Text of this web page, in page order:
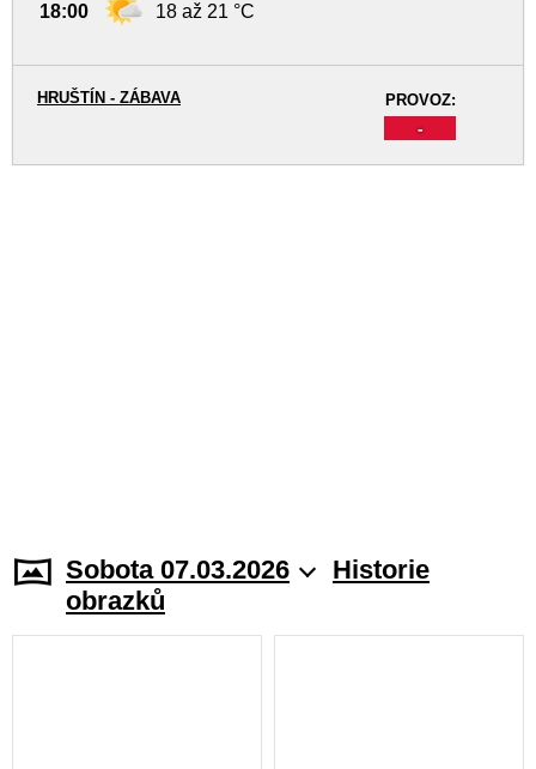
18:00 18 až 21 °C
PROVOZ:
-
HRUŠTÍN - ZÁBAVA
Sobota 07.03.2026
Historie
obrazků